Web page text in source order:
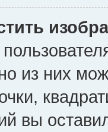
из них
вы